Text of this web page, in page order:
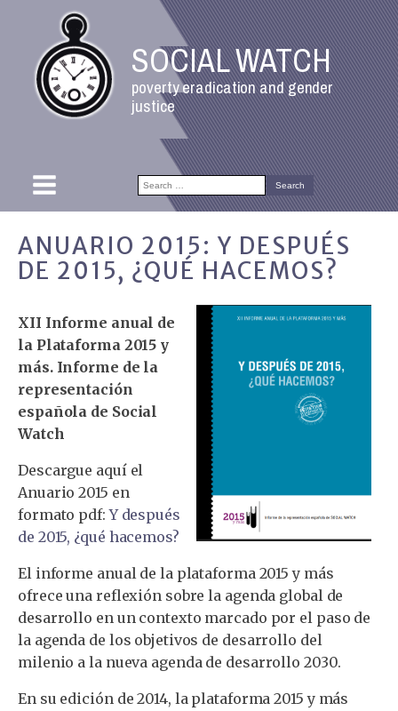
SOCIAL WATCH
poverty eradication and gender
justice
Search
for:
ANUARIO 2015: Y DESPUÉS
DE 2015, ¿QUÉ HACEMOS?
XII Informe anual de
la Plataforma 2015 y
más. Informe de la
representación
española de Social
Watch
Descargue aquí el
Anuario 2015 en
formato pdf:Y después
de 2015, ¿qué hacemos?
El informe anual de la plataforma 2015 y más
ofrece una reflexión sobre la agenda global de
desarrollo en un contexto marcado por el paso de
la agenda de los objetivos de desarrollo del
milenio a la nueva agenda de desarrollo 2030.
En su edición de 2014, la plataforma 2015 y más